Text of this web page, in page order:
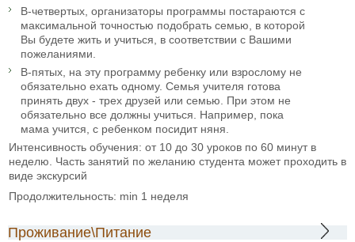
В-четвертых, организаторы программы постараются с
максимальной точностью подобрать семью, в которой
Вы будете жить и учиться, в соответствии с Вашими
пожеланиями.
В-пятых, на эту программу ребенку или взрослому не
обязательно ехать одному. Семья учителя готова
принять двух - трех друзей или семью. При этом не
обязательно все должны учиться. Например, пока
мама учится, с ребенком посидит няня.
Интенсивность обучения: от 10 до 30 уроков по 60 минут в
неделю. Часть занятий по желанию студента может проходить в
виде экскурсий
Продолжительность: min 1 неделя
Проживание\Питание